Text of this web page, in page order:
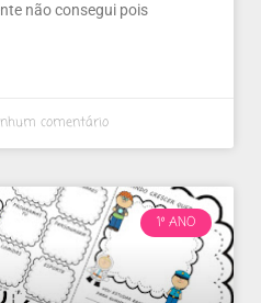
não consegui pois
comentário
1º ANO